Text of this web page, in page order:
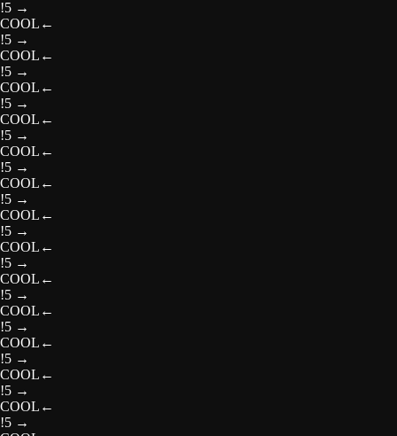
!5 →
COOL ←
!5 →
COOL ←
!5 →
COOL ←
!5 →
COOL ←
!5 →
COOL ←
!5 →
COOL ←
!5 →
COOL ←
!5 →
COOL ←
!5 →
COOL ←
!5 →
COOL ←
!5 →
COOL ←
!5 →
COOL ←
!5 →
COOL ←
!5 →